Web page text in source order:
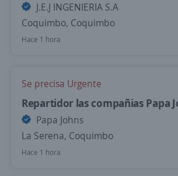
J.E.J INGENIERIA S.A
Coquimbo, Coquimbo
Hace 1 hora
Se precisa Urgente
Repartidor las compañias Papa
Papa Johns
La Serena, Coquimbo
Hace 1 hora